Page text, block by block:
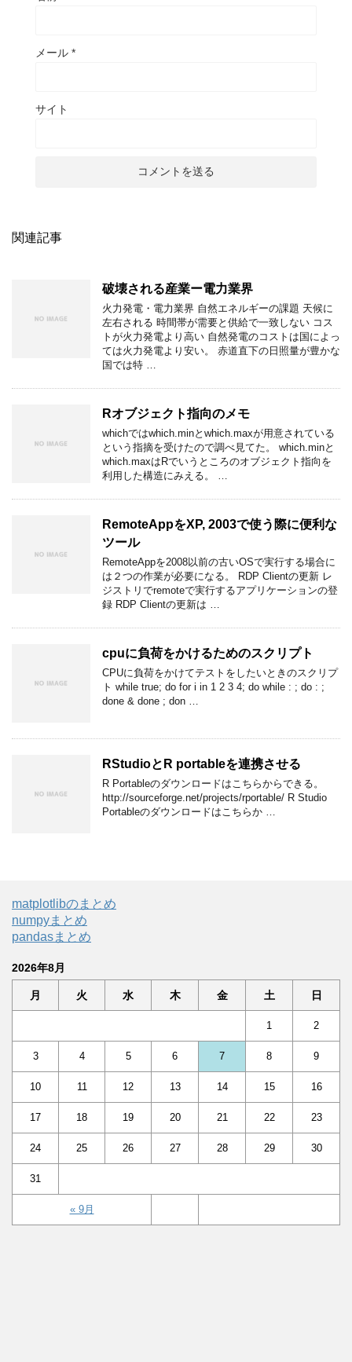
メール *
サイト
関連記事
破壊される産業ー電力業界
火力発電・電力業界 自然エネルギーの課題 天候に
左右される 時間帯が需要と供給で一致しない コス
トが火力発電より高い 自然発電のコストは国によっ
ては火力発電より安い。 赤道直下の日照量が豊かな
国では特 …
Rオブジェクト指向のメモ
whichではwhich.minとwhich.maxが用意されている
という指摘を受けたので調べ見てた。 which.minと
which.maxはRでいうところのオブジェクト指向を
利用した構造にみえる。 …
RemoteAppをXP, 2003で使う際に便利な
ツール
RemoteAppを2008以前の古いOSで実行する場合に
は２つの作業が必要になる。 RDP Clientの更新 レ
ジストリでremoteで実行するアプリケーションの登
録 RDP Clientの更新は …
cpuに負荷をかけるためのスクリプト
CPUに負荷をかけてテストをしたいときのスクリプ
ト while true; do for i in 1 2 3 4; do while : ; do : ;
done & done ; don …
RStudioとR portableを連携させる
R Portableのダウンロードはこちらからできる。
http://sourceforge.net/projects/rportable/ R Studio
Portableのダウンロードはこちらか …
matplotlibのまとめ
numpyまとめ
pandasまとめ
2026年8月
月 火 水 木 金 土 日
« 9月
1 2
3 4 5 6 7 8 9
10 11 12 13 14 15 16
17 18 19 20 21 22 23
24 25 26 27 28 29 30
31